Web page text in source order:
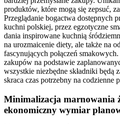
produktów, które mogą się zepsuć,
Przeglądanie bogactwa dostępnych
kuchni polskiej, przez egzotyczne
dania inspirowane kuchnią
na urozmaicenie diety, ale także na
fascynujących połączeń
zakupów na podstawie
wszystkie niezbędne składniki będą
skraca czas potrzebny na codzienne
Minimalizacja marnowania
ekonomiczny wymiar